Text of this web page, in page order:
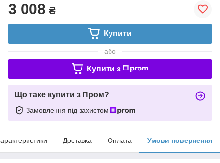
3 008 ₴
Купити
або
Купити з
Що таке купити з Пром?
Замовлення під захистом
Доставка Оплата Умови повернення